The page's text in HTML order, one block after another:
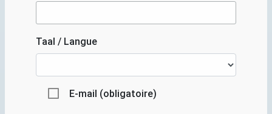
Taal / Langue
E-mail (obligatoire)